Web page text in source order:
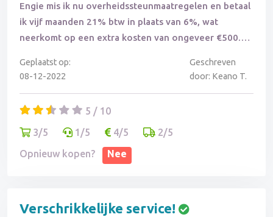
Engie mis ik nu overheidssteunmaatregelen en betaal
ik vijf maanden 21% btw in plaats van 6%, wat
neerkomt op een extra kosten van ongeveer €500.
Geplaatst op:
08-12-2022
Geschreven
door: Keano T.
5 / 10
3/5
1/5 4/5
2/5
Opnieuw kopen?
Nee
Verschrikkelijke service!